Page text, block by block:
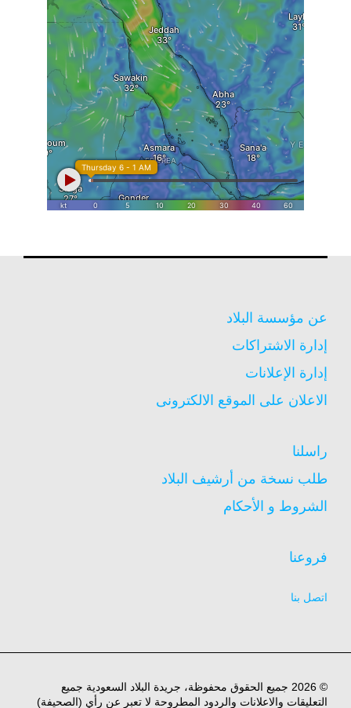
عن مؤسسة البلاد
إدارة الاشتراكات
إدارة الإعلانات
الاعلان على الموقع الالكترونى
راسلنا
طلب نسخة من أرشيف البلاد
الشروط و الأحكام
فروعنا
اتصل بنا
© 2026 جميع الحقوق محفوظة، جريدة البلاد السعودية جميع
التعليقات والاعلانات والردود المطروحة لا تعبر عن رأي (الصحيفة)